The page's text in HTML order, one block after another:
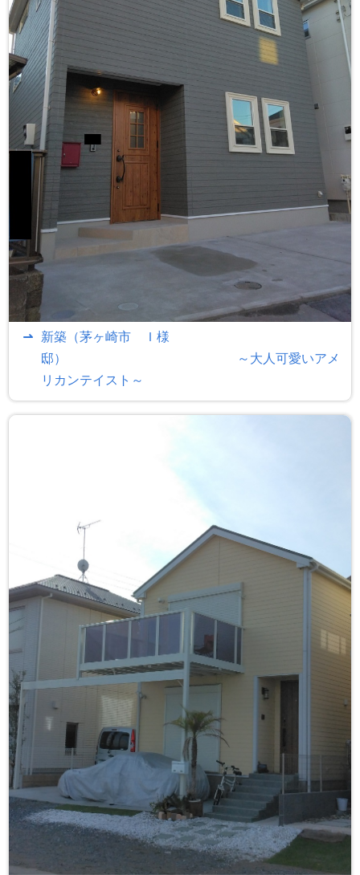
新築（茅ヶ崎市 Ｉ様
邸） ～大人可愛いアメ
リカンテイスト～